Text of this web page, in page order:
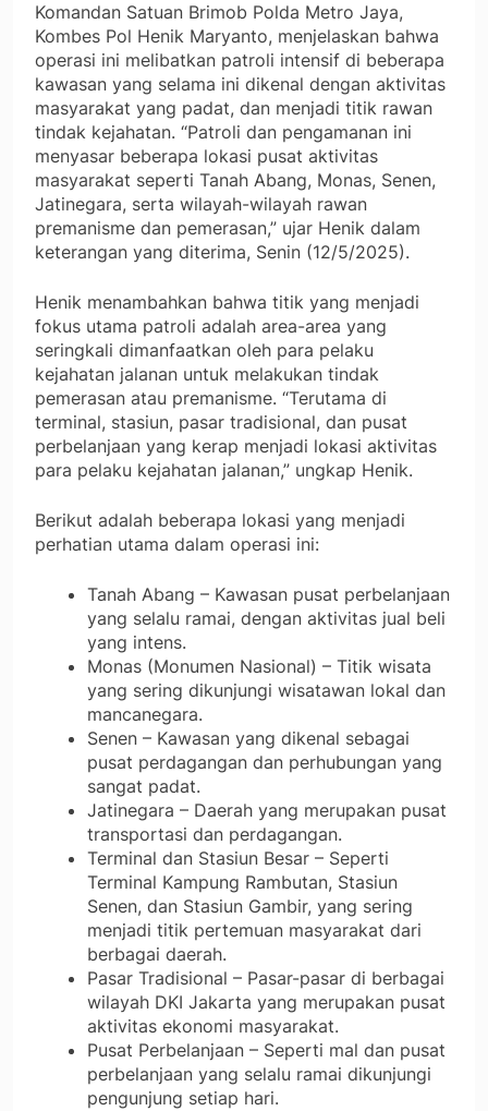
Komandan Satuan Brimob Polda Metro Jaya,
Kombes Pol Henik Maryanto, menjelaskan bahwa
operasi ini melibatkan patroli intensif di beberapa
kawasan yang selama ini dikenal dengan aktivitas
masyarakat yang padat, dan menjadi titik rawan
tindak kejahatan. “Patroli dan pengamanan ini
menyasar beberapa lokasi pusat aktivitas
masyarakat seperti Tanah Abang, Monas, Senen,
Jatinegara, serta wilayah-wilayah rawan
premanisme dan pemerasan,” ujar Henik dalam
keterangan yang diterima, Senin (12/5/2025).
Henik menambahkan bahwa titik yang menjadi
fokus utama patroli adalah area-area yang
seringkali dimanfaatkan oleh para pelaku
kejahatan jalanan untuk melakukan tindak
pemerasan atau premanisme. “Terutama di
terminal, stasiun, pasar tradisional, dan pusat
perbelanjaan yang kerap menjadi lokasi aktivitas
para pelaku kejahatan jalanan,” ungkap Henik.
Berikut adalah beberapa lokasi yang menjadi
perhatian utama dalam operasi ini:
Tanah Abang – Kawasan pusat perbelanjaan
yang selalu ramai, dengan aktivitas jual beli
yang intens.
Monas (Monumen Nasional) – Titik wisata
yang sering dikunjungi wisatawan lokal dan
mancanegara.
Senen – Kawasan yang dikenal sebagai
pusat perdagangan dan perhubungan yang
sangat padat.
Jatinegara – Daerah yang merupakan pusat
transportasi dan perdagangan.
Terminal dan Stasiun Besar – Seperti
Terminal Kampung Rambutan, Stasiun
Senen, dan Stasiun Gambir, yang sering
menjadi titik pertemuan masyarakat dari
berbagai daerah.
Pasar Tradisional – Pasar-pasar di berbagai
wilayah DKI Jakarta yang merupakan pusat
aktivitas ekonomi masyarakat.
Pusat Perbelanjaan – Seperti mal dan pusat
perbelanjaan yang selalu ramai dikunjungi
pengunjung setiap hari.